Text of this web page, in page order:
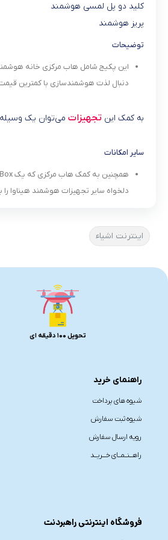
کلید دو پل لمسی هوشمند
پریز هوشمند
توضیحات
این پکیج شامل هاب مرکزی خانه
دنبال لذت هوشمندسازی با کمترین
به کمک این تجهیزات می‌توان یک
سایر امکانات
دلخواه سایر تجهیزات هوشمند هیناوا
اینترنت اشیاء
تحویل 100 دقیقه ای
راهنمای خرید
شیوه های پرداخت
شیوه ثبت سفارش
رویه ارسال سفارش
راهـــنــمــای خـــریــد
فروشگاه اینترنتی راهبردنت